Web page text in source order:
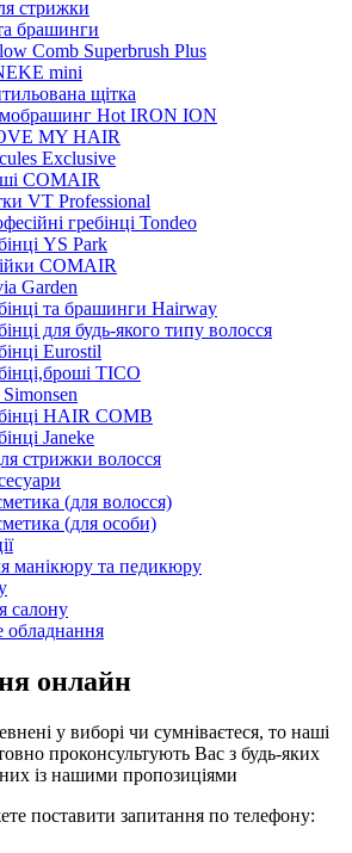
стрижки
брашинги
Comb Superbrush Plus
mini
щітка
Hot IRON ION
MY HAIR
Exclusive
COMAIR
VT Professional
гребінці Tondeo
YS Park
COMAIR
Garden
та брашинги Hairway
для будь-якого типу волосся
Eurostil
TICO
HAIR COMB
Janeke
стрижки волосся
(для волосся)
(для особи)
манікюру та педикюру
салону
обладнання
онлайн
у виборі чи сумніваєтеся, то наші
проконсультують Вас з будь-яких
із нашими пропозиціями
поставити запитання по телефону: